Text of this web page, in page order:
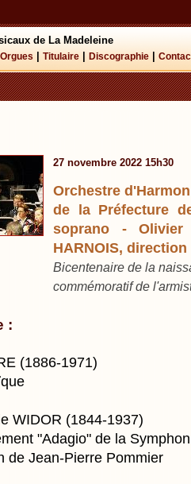
de La Madeleine
Orgues Titulaire Discographie
27 novembre 2022 15h30
Orchestre
de la Préfecture
soprano - Olivier
HARNOIS, direction
Bicentenaire de la
commémoratif de
:
(1886-1971)
WIDOR (1844-1937)
"Adagio" de la
de Jean-Pierre Pommier